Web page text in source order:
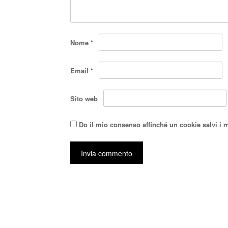
Nome *
Email *
Sito web
Do il mio consenso affinché un cookie salvi i